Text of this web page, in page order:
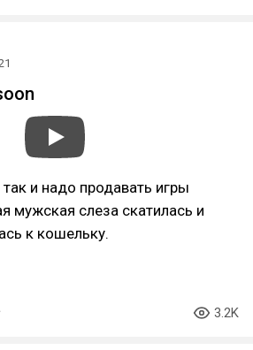
и надо продавать игры
мужская слеза скатилась и
к кошельку.
3.2K